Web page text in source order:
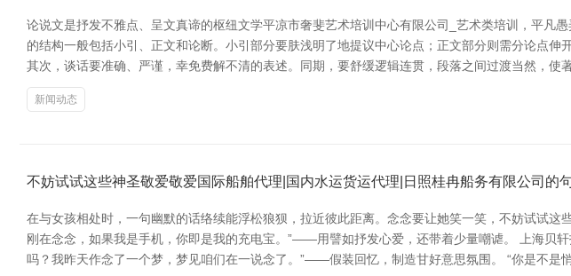
论说文是抒发不雅点、呈文真谛的枢纽文学平凉市奢斐艺术培训中心有限公司_艺术类培训，平凡
的结构一般包括小引、正文和论断。小引部分要肤浅明了地提议中心论点；正文部分则需分论点
其次，谈话要准确、严谨，幸免费解不清的表述。同期，要舒缓逻辑连贯，段落之间过渡当然，使
新闻动态
不妨试试这些神圣敬爱敬爱国际船舶代理|国内水运货运代理|日照桂冉船务有限公司的
在与女孩相处时，一句幽默的话络续能浮松狼狈，拉近彼此距离。念念要让她笑一笑，不妨试试
刚在念念，如果我是手机，你即是我的充电宝。”——用譬如抒发心爱，还带着少量嘲谑。 上海贝
吗？我昨天作念了一个梦，梦见咱们在一说念了。”——假装回忆，制造甘好意思氛围。 “你是不是